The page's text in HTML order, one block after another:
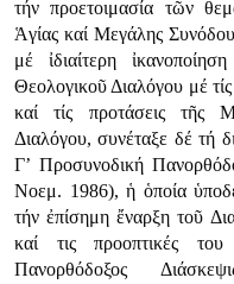
τήν προετοιμασία τῶν
Ἁγίας καί Μεγάλης
μέ ἰδιαίτερη
Θεολογικοῦ Διαλόγου μέ
καί τίς προτάσεις τῆς
Διαλόγου, συνέταξε δέ τή
Γ’ Προσυνοδική
Νοεμ. 1986), ἡ ὁποία
τήν ἐπίσημη ἔναρξη τοῦ
καί τις προοπτικές
Πανορθόδοξος